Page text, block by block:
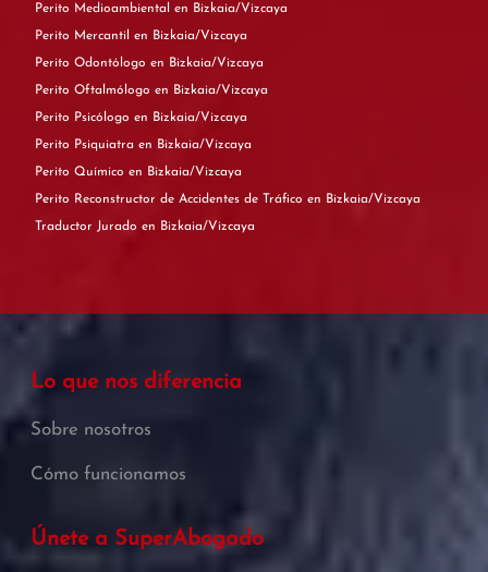
Perito Medioambiental en Bizkaia/Vizcaya
Perito Mercantil en Bizkaia/Vizcaya
Perito Odontólogo en Bizkaia/Vizcaya
Perito Oftalmólogo en Bizkaia/Vizcaya
Perito Psicólogo en Bizkaia/Vizcaya
Perito Psiquiatra en Bizkaia/Vizcaya
Perito Químico en Bizkaia/Vizcaya
Perito Reconstructor de Accidentes de Tráfico en Bizkaia/Vizcaya
Traductor Jurado en Bizkaia/Vizcaya
Lo que nos diferencia
Sobre nosotros
Cómo funcionamos
Únete a SuperAbogado